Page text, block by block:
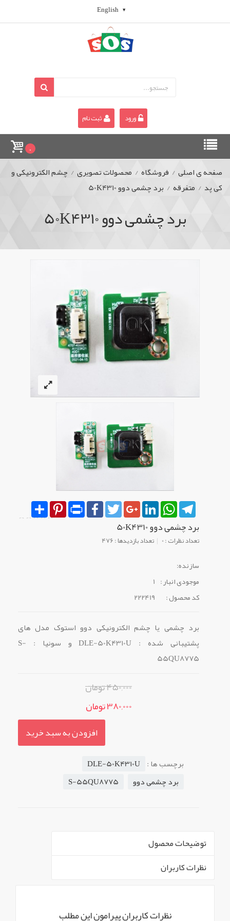
English
ورود ثبت نام
0
صفحه ی اصلی / فروشگاه / محصولات تصویری / چشم الکترونیکی و
کی پد / متفرقه / برد چشمی دوو 50K4310
برد چشمی دوو 50K4310
SharePinterest Print
FacebookTwitterGoogle+LinkedInWhatsAppTelegram
برد چشمی دوو 50K4310
تعداد نظرات : 0 تعداد بازدیدها : 476
سازنده:
موجودی انبار : 1
کد محصول :
222419
برد چشمی یا چشم الکترونیکی دوو استوک مدل های
پشتیبانی شده : DLE-50K4310U و سونیا : S-
55QU8775
450,000 تومان
380,000 تومان
افزودن به سبد خرید
برچسب ها : DLE-50K4310U
برد چشمی دوو
S-55QU8775
توضیحات محصول
نظرات کاربران
برد چشمی یا چشم الکترونیکی دوواستوک مدل های پشتیبانی
نظرات کاربران پیرامون این مطلب